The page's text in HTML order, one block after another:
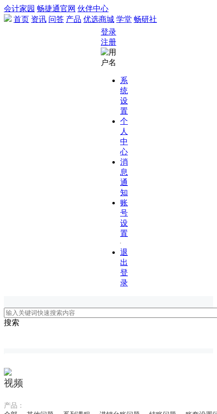
会计家园 畅捷通官网 伙伴中心
首页 资讯 问答 产品 优选商城 学堂 畅研社
登录
注册
系
统
设
置
个
人
中
心
消
息
通
知
账
号
设
置
退
出
登
录
搜索
视频
产品：